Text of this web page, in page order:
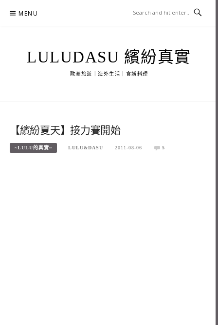
MENU
LULUDASU 繽紛真實
歐洲旅遊｜海外生活｜食譜料理
【繽紛夏天】接力賽開始
~LULU的真實~ LULU&DASU 2011-08-06 5